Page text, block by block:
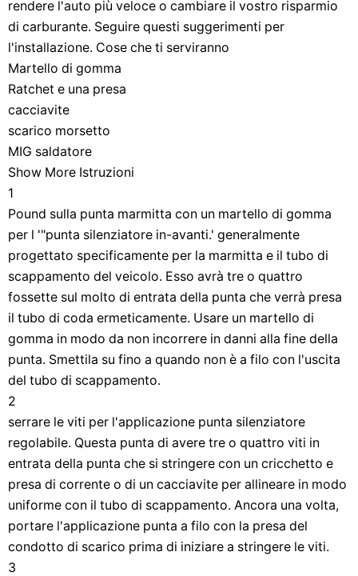
rendere l'auto più veloce o cambiare il vostro risparmio
di carburante. Seguire questi suggerimenti per
l'installazione. Cose che ti serviranno
Martello di gomma
Ratchet e una presa
cacciavite
scarico morsetto
MIG saldatore
Show More Istruzioni
1
Pound sulla punta marmitta con un martello di gomma
per l '"punta silenziatore in-avanti.' generalmente
progettato specificamente per la marmitta e il tubo di
scappamento del veicolo. Esso avrà tre o quattro
fossette sul molto di entrata della punta che verrà presa
il tubo di coda ermeticamente. Usare un martello di
gomma in modo da non incorrere in danni alla fine della
punta. Smettila su fino a quando non è a filo con l'uscita
del tubo di scappamento.
2
serrare le viti per l'applicazione punta silenziatore
regolabile. Questa punta di avere tre o quattro viti in
entrata della punta che si stringere con un cricchetto e
presa di corrente o di un cacciavite per allineare in modo
uniforme con il tubo di scappamento. Ancora una volta,
portare l'applicazione punta a filo con la presa del
condotto di scarico prima di iniziare a stringere le viti.
3